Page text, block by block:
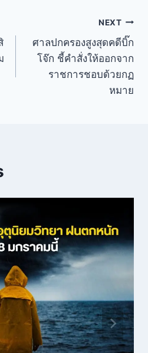
NEXT
ศาลปกครองสูงสุดคดีบิ๊ก
โจ๊ก ชี้คำสั่งให้ออกจาก
ราชการชอบด้วยกฏ
หมาย